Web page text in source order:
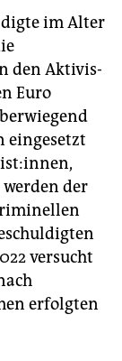
im Alter
den Ak­ti­vis­
Euro
eingesetzt
werden der
versucht
erfolgten